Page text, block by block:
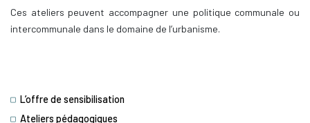
Ces ateliers peuvent accompagner une politique communale ou
intercommunale dans le domaine de l’urbanisme.
L’offre de sensibilisation
Ateliers pédagogiques